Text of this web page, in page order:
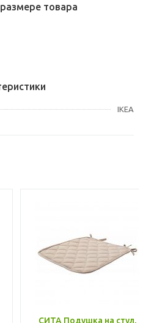
товара
IKEA
СИТА Подушка на стул,